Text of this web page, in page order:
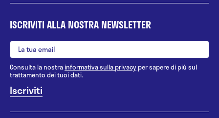
ISCRIVITI ALLA NOSTRA NEWSLETTER
Consulta la nostrainformativa sulla privacy per sapere di più sul
trattamento dei tuoi dati.